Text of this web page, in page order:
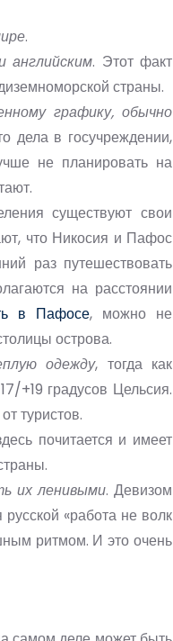
.
английским. Этот факт
страны.
графику, обычно
дела в госучреждении,
не планировать на
существуют свои
что Никосия и Пафос
раз путешествовать
на расстоянии
в Пафосе, можно не
острова.
одежду, тогда как
+19 градусов Цельсия.
туристов.
почитается и имеет
их ленивыми. Девизом
«работа не волк
ритмом. И это очень